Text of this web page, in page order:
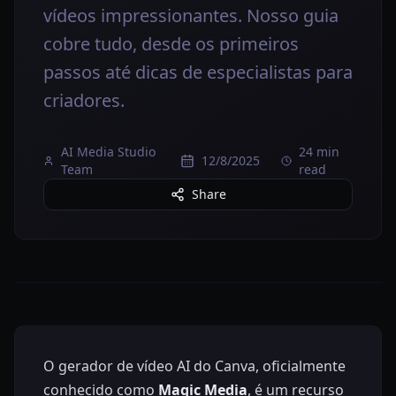
vídeos impressionantes. Nosso guia
cobre tudo, desde os primeiros
passos até dicas de especialistas para
criadores.
AI Media Studio
Team
12/8/2025
24 min
read
Share
O gerador de vídeo AI do Canva, oficialmente
conhecido como Magic Media, é um recurso